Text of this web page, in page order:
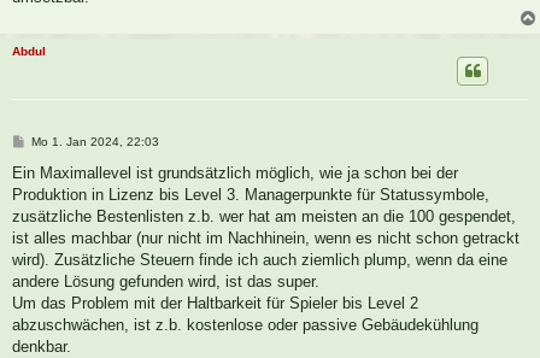
Abdul
B
i
r
a
Mo 1. Jan 2024, 22:03
Ein Maximallevel ist grundsätzlich möglich, wie ja schon bei der
Produktion in Lizenz bis Level 3. Managerpunkte für Statussymbole,
zusätzliche Bestenlisten z.b. wer hat am meisten an die 100 gespendet,
ist alles machbar (nur nicht im Nachhinein, wenn es nicht schon getrackt
wird). Zusätzliche Steuern finde ich auch ziemlich plump, wenn da eine
andere Lösung gefunden wird, ist das super.
Um das Problem mit der Haltbarkeit für Spieler bis Level 2
abzuschwächen, ist z.b. kostenlose oder passive Gebäudekühlung
denkbar.